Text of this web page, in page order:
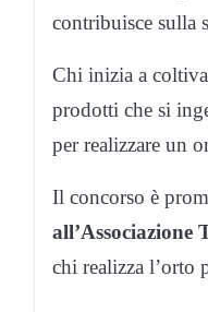
contribuisce sulla
Chi inizia a
prodotti che si
per realizzare un
Il concorso è
chi realizza l’orto